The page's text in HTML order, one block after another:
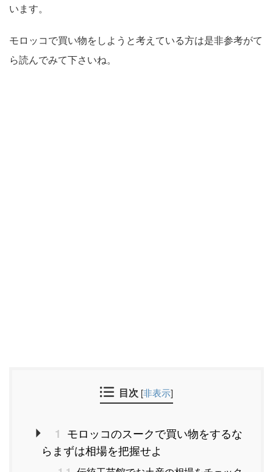
います。
モロッコで買い物をしようと考えている方は是非参考がて
ら読んでみて下さいね。
目次 [非表示]
1 モロッコのスークで買い物をするな
らまずは相場を把握せよ